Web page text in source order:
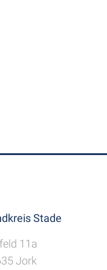
Stade
11a
Jork